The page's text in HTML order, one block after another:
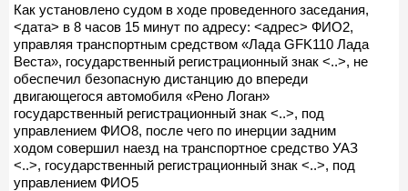
Как установлено судом в ходе проведенного заседания,
<дата> в 8 часов 15 минут по адресу: <адрес> ФИО2,
управляя транспортным средством «Лада GFK110 Лада
Веста», государственный регистрационный знак <..>, не
обеспечил безопасную дистанцию до впереди
двигающегося автомобиля «Рено Логан»
государственный регистрационный знак <..>, под
управлением ФИО8, после чего по инерции задним
ходом совершил наезд на транспортное средство УАЗ
<..>, государственный регистрационный знак <..>, под
управлением ФИО5